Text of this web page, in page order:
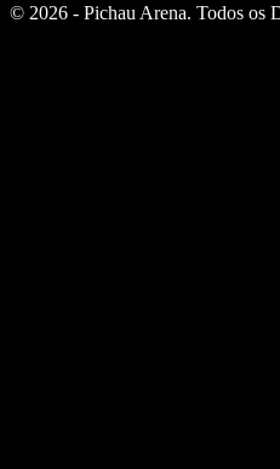
© 2026 - Pichau Arena. Todos os